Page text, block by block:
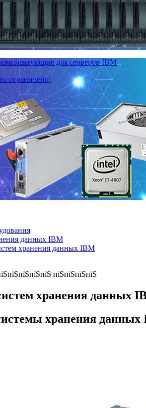
для серверов IBM
ограничено!
данных IBM
хранения данных IBM
хранения данных
хранения данных